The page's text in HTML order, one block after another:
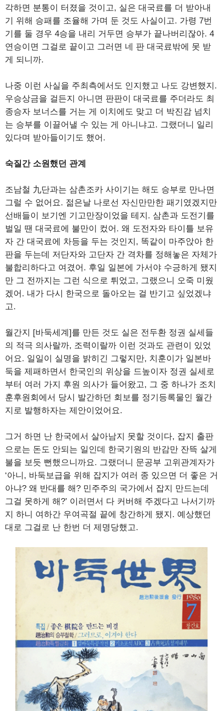
각하면 분통이 터졌을 것이고, 실은 대국료를 더 받아내
기 위해 승패를 조율해 가며 둔 것도 사실이고. 가령 7번
기를 둘 경우 4승을 내리 거두면 승부가 끝나버리잖아. 4
연승이면 그걸로 끝이고 그러면 네 판 대국료밖에 못 받
게 되니까.
나중 이런 사실을 주최측에서도 인지했고 나도 강변했지.
우승상금을 걸든지 아니면 판판이 대국료를 주더라도 최
종승자 보너스를 거는 게 이치에도 맞고 더 박진감 넘치
는 승부를 이끌어낼 수 있는 게 아니냐고. 그랬더니 일리
있다며 받아들이기도 했어.
숙질간 소원했던 관계
조남철 九단과는 삼촌조카 사이기는 해도 승부로 만나면
그럴 수 없어요. 젊은날 나로선 자신만만한 패기였겠지만
선배들이 보기엔 기고만장이었을 테지. 삼촌과 도전기를
벌일 땐 대국료에 불만이 컸어. 왜 도전자와 타이틀 보유
자 간 대국료에 차등을 두는 것인지, 똑같이 마주앉아 한
판을 두는데 저단자와 고단자 간 격차를 정해놓은 자체가
불합리하다고 여겼어. 후일 일본에 가서야 수긍하게 됐지
만 그 전까지는 그런 식으로 튀었고, 그랬으니 오죽 미웠
겠어. 내가 다시 한국으로 돌아오는 걸 반기고 싶었겠냐
고.
월간지 [바둑세계]를 만든 것도 실은 전두환 정권 실세들
의 적극 의사랄까, 조력이랄까 이런 것과도 관련이 있었
어요. 일일이 실명을 밝히긴 그렇지만, 치훈이가 일본바
둑을 제패하면서 한국인의 위상을 드높이자 정권 실세로
부터 여러 가지 후원 의사가 들어왔고, 그 중 하나가 조치
훈후원회에서 당시 발간하던 회보를 정기등록물인 월간
지로 발행하자는 제안이었어요.
그거 하면 난 한국에서 살아남지 못할 것이다, 잡지 출판
으로는 돈도 안되는 일인데 한국기원의 반감만 잔뜩 살게
불을 보듯 뻔했으니까요. 그랬더니 문공부 고위관계자가
‘아니, 바둑보급을 위해 잡지가 여러 종 있으면 더 좋은 거
아냐? 왜 반대를 해? 민주주의 국가에서 잡지 만드는데
그걸 못하게 해?’ 이러면서 다 커버해 주겠다고 나서기까
지 하니 여하간 우여곡절 끝에 창간하게 됐지. 예상했던
대로 그걸로 난 한번 더 제명당했고.